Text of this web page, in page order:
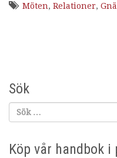
Möten, Relationer,
Sök
Köp vår handbok